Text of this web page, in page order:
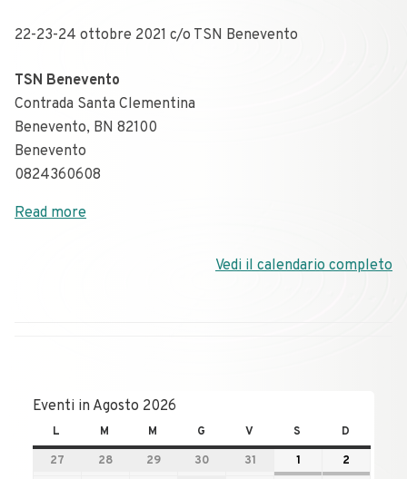
22-23-24 ottobre 2021 c/o TSN Benevento
TSN Benevento
Contrada Santa Clementina
Benevento, BN 82100
Benevento
0824360608
Read more
Vedi il calendario completo
Eventi in Agosto 2026
L M M G V S
D
27
28 29 30 31 1
2